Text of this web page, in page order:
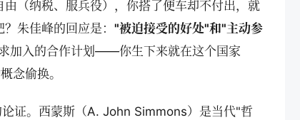
（纳税、服兵役），你搭了便车却不付出，就
朱佳峰的回应是： "被迫接受的好处"和"主动参
加入的合作计划——你生下来就在这个国家
念偷换。
证。西蒙斯（A. John Simmons）是当代"哲